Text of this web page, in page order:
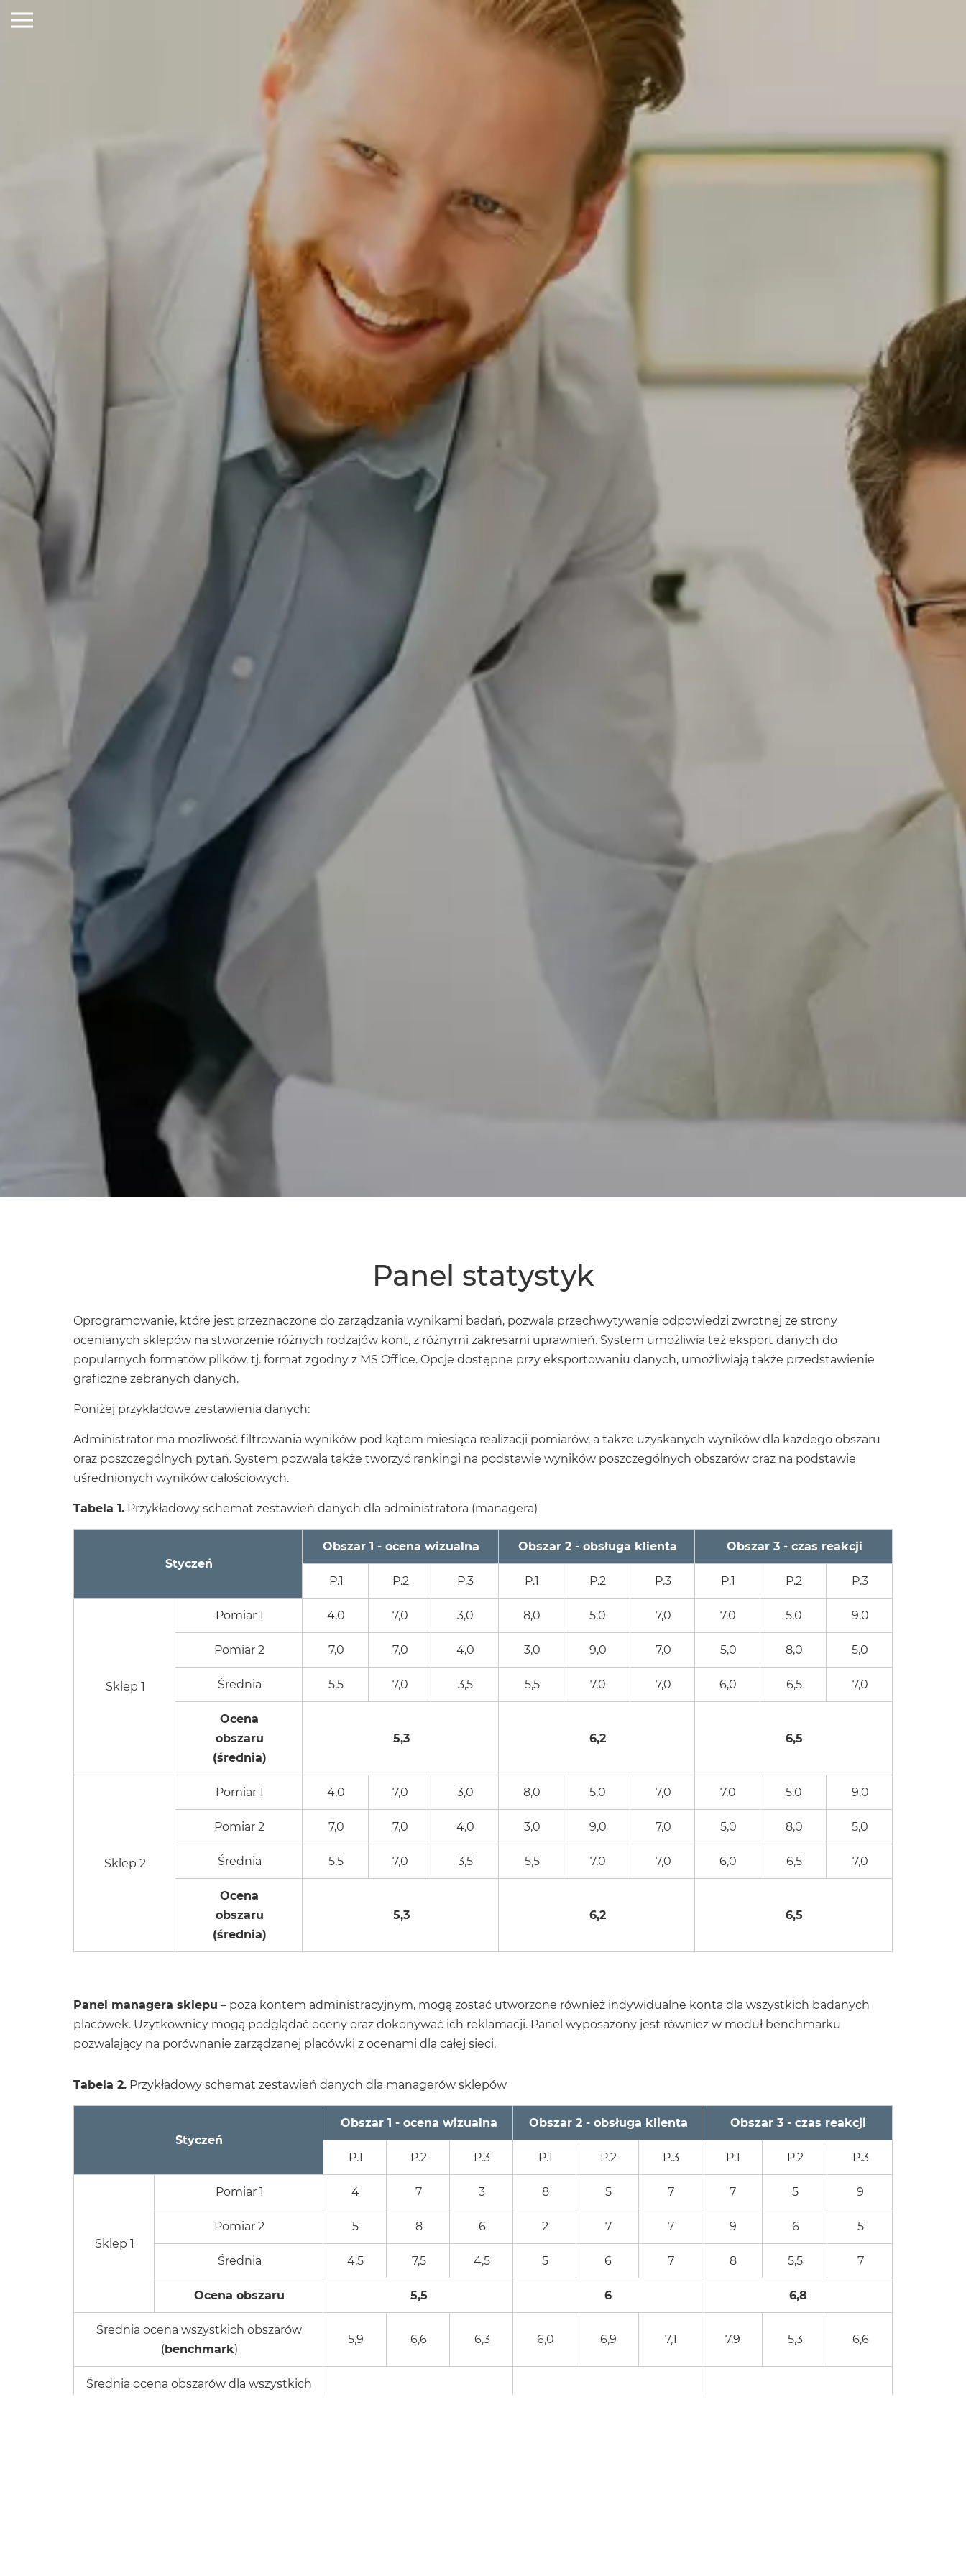
×
Panel statystyk
Oprogramowanie, które jest przeznaczone do zarządzania wynikami badań, pozwala przechwytywanie odpowiedzi zwrotnej ze strony
ocenianych sklepów na stworzenie różnych rodzajów kont, z różnymi zakresami uprawnień. System umożliwia też eksport danych do
popularnych formatów plików, tj. format zgodny z MS Office. Opcje dostępne przy eksportowaniu danych, umożliwiają także przedstawienie
graficzne zebranych danych.
Poniżej przykładowe zestawienia danych:
Administrator ma możliwość filtrowania wyników pod kątem miesiąca realizacji pomiarów, a także uzyskanych wyników dla każdego obszaru
oraz poszczególnych pytań. System pozwala także tworzyć rankingi na podstawie wyników poszczególnych obszarów oraz na podstawie
uśrednionych wyników całościowych.
Tabela 1. Przykładowy schemat zestawień danych dla administratora (managera)
Styczeń
Obszar 1 - ocena wizualna Obszar 2 - obsługa klienta Obszar 3 - czas reakcji
P.1 P.2 P.3 P.1 P.2 P.3 P.1 P.2 P.3
Sklep 1
Pomiar 1 4,0 7,0 3,0 8,0 5,0 7,0 7,0 5,0 9,0
Pomiar 2 7,0 7,0 4,0 3,0 9,0 7,0 5,0 8,0 5,0
Średnia 5,5 7,0 3,5 5,5 7,0 7,0 6,0 6,5 7,0
Ocena
obszaru
(średnia)
5,3 6,2 6,5
Sklep 2
Pomiar 1 4,0 7,0 3,0 8,0 5,0 7,0 7,0 5,0 9,0
Pomiar 2 7,0 7,0 4,0 3,0 9,0 7,0 5,0 8,0 5,0
Średnia 5,5 7,0 3,5 5,5 7,0 7,0 6,0 6,5 7,0
Ocena
obszaru
(średnia)
5,3 6,2 6,5
Panel managera sklepu – poza kontem administracyjnym, mogą zostać utworzone również indywidualne konta dla wszystkich badanych
placówek. Użytkownicy mogą podglądać oceny oraz dokonywać ich reklamacji. Panel wyposażony jest również w moduł benchmarku
pozwalający na porównanie zarządzanej placówki z ocenami dla całej sieci.
Tabela 2. Przykładowy schemat zestawień danych dla managerów sklepów
Styczeń
Obszar 1 - ocena wizualna Obszar 2 - obsługa klienta Obszar 3 - czas reakcji
P.1 P.2 P.3 P.1 P.2 P.3 P.1 P.2 P.3
Sklep 1
Pomiar 1 4 7 3 8 5 7 7 5 9
Pomiar 2 5 8 6 2 7 7 9 6 5
Średnia 4,5 7,5 4,5 5 6 7 8 5,5 7
Ocena obszaru 5,5 6 6,8
Średnia ocena wszystkich obszarów
(benchmark)
5,9 6,6 6,3 6,0 6,9 7,1 7,9 5,3 6,6
Średnia ocena obszarów dla wszystkich